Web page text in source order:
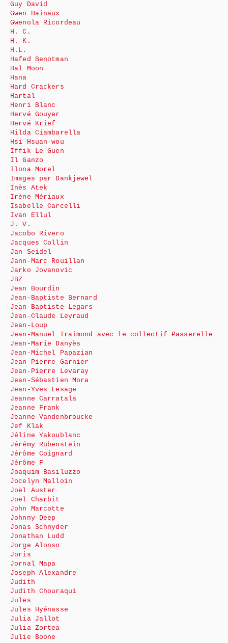
Guy David
Gwen Hainaux
Gwenola Ricordeau
H. C.
H. K.
H.L.
Hafed Benotman
Hal Moon
Hana
Hard Crackers
Hartal
Henri Blanc
Hervé Gouyer
Hervé Krief
Hilda Ciambarella
Hsi Hsuan-wou
Iffik Le Guen
Il Ganzo
Ilona Morel
Images par Dankjewel
Inès Atek
Irène Mériaux
Isabelle Carcelli
Ivan Ellul
J. V.
Jacobo Rivero
Jacques Collin
Jan Seidel
Jann-Marc Rouillan
Jarko Jovanovic
JBZ
Jean Bourdin
Jean-Baptiste Bernard
Jean-Baptiste Legars
Jean-Claude Leyraud
Jean-Loup
Jean-Manuel Traimond avec le collectif Passerelle
Jean-Marie Danyès
Jean-Michel Papazian
Jean-Pierre Garnier
Jean-Pierre Levaray
Jean-Sébastien Mora
Jean-Yves Lesage
Jeanne Carratala
Jeanne Frank
Jeanne Vandenbroucke
Jef Klak
Jéline Yakoublanc
Jérémy Rubenstein
Jérôme Coignard
Jérôme F
Joaquim Basiluzzo
Jocelyn Malloin
Joël Auster
Joël Charbit
John Marcotte
Johnny Deep
Jonas Schnyder
Jonathan Ludd
Jorge Alonso
Joris
Jornal Mapa
Joseph Alexandre
Judith
Judith Chouraqui
Jules
Jules Hyénasse
Julia Jallot
Julia Zortea
Julie Boone